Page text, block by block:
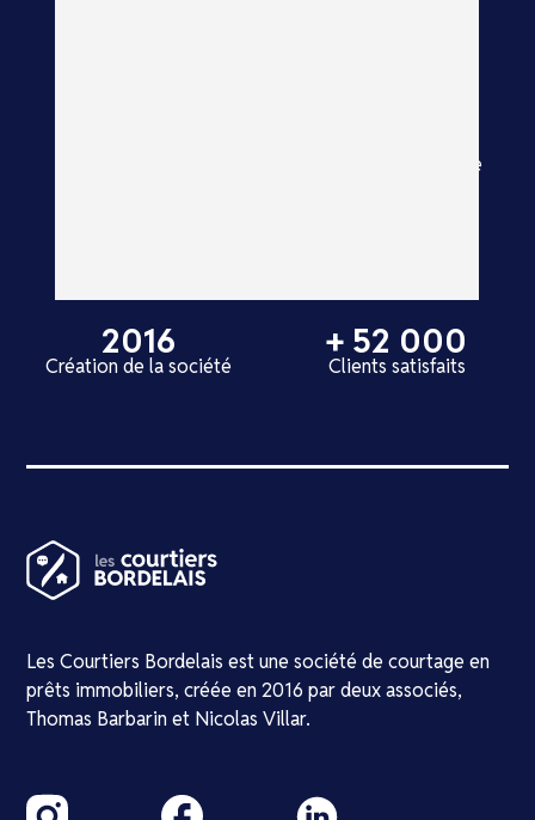
Experts en courtage
2016
Création de la société
+ 52 000
Clients satisfaits
Les Courtiers Bordelais est une société de courtage en
prêts immobiliers, créée en 2016 par deux associés,
Thomas Barbarin et Nicolas Villar.